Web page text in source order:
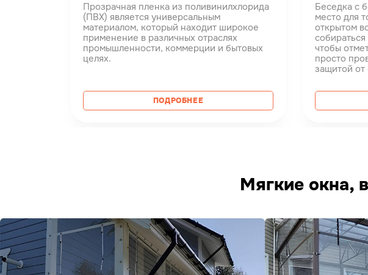
Прозрачная пленка из поливинилхлорида
(ПВХ) является универсальным
материалом, который находит широкое
применение в различных отраслях
промышленности, коммерции и бытовых
целях.
ПОДРОБНЕЕ
Беседка с
место для
открытом
чтобы
просто
защитой от
Мягкие окна,